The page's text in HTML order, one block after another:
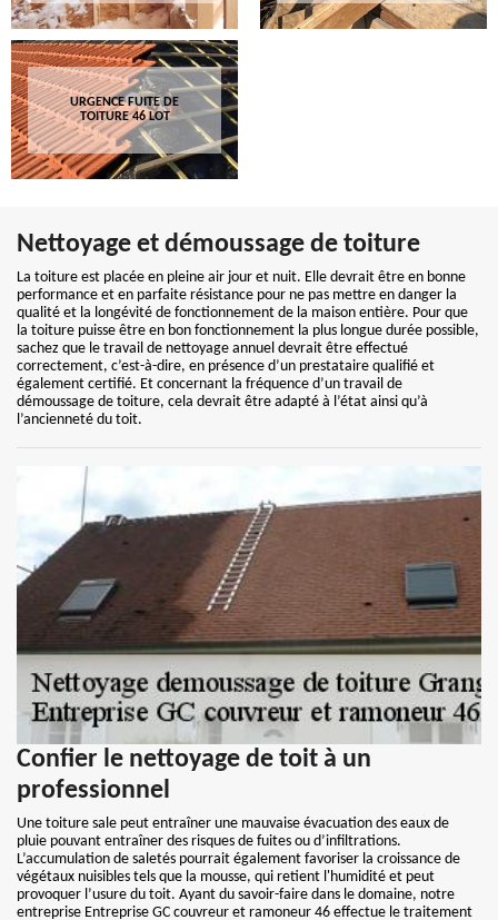
URGENCE FUITE DE
TOITURE 46 LOT
Nettoyage et démoussage de toiture
La toiture est placée en pleine air jour et nuit. Elle devrait être en bonne
performance et en parfaite résistance pour ne pas mettre en danger la
qualité et la longévité de fonctionnement de la maison entière. Pour que
la toiture puisse être en bon fonctionnement la plus longue durée possible,
sachez que le travail de nettoyage annuel devrait être effectué
correctement, c’est-à-dire, en présence d’un prestataire qualifié et
également certifié. Et concernant la fréquence d’un travail de
démoussage de toiture, cela devrait être adapté à l’état ainsi qu’à
l’ancienneté du toit.
Confier le nettoyage de toit à un
professionnel
Une toiture sale peut entraîner une mauvaise évacuation des eaux de
pluie pouvant entraîner des risques de fuites ou d’infiltrations.
L’accumulation de saletés pourrait également favoriser la croissance de
végétaux nuisibles tels que la mousse, qui retient l'humidité et peut
provoquer l’usure du toit. Ayant du savoir-faire dans le domaine, notre
entreprise Entreprise GC couvreur et ramoneur 46 effectue le traitement